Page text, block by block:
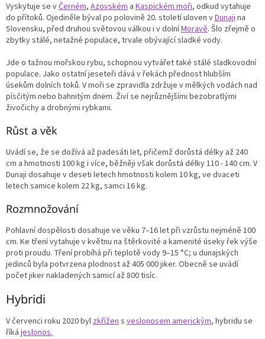
Vyskytuje se vČerném, Azovském a Kaspickém moři, odkud vytahuje
do přítoků. Ojediněle býval po polovině 20. století uloven vDunajina
Slovensku, před druhou světovou válkou i v dolníMoravě. Šlo zřejmě o
zbytky stálé, netažné populace, trvale obývající sladké vody.
Jde o tažnou mořskou rybu, schopnou vytvářet také stálé sladkovodní
populace. Jako ostatní jeseteři dává v řekách přednost hlubším
úsekům dolních toků. V moři se zpravidla zdržuje v mělkých vodách nad
písčitým nebo bahnitým dnem. Živí se nejrůznějšími bezobratlými
živočichy a drobnými rybkami.
Růst a věk
Uvádí se, že se dožívá až padesáti let, přičemž dorůstá délky až 240
cm a hmotnosti 100 kg i více, běžněji však dorůstá délky 110 - 140 cm. V
Dunaji dosahuje v deseti letech hmotnosti kolem 10 kg, ve dvaceti
letech samice kolem 22 kg, samci 16 kg.
Rozmnožování
Pohlavní dospělosti dosahuje ve věku 7–16 let při vzrůstu nejméně 100
cm. Ke tření vytahuje v květnu na štěrkovité a kamenité úseky řek výše
proti proudu. Tření probíhá při teplotě vody 9–15 °C; u dunajských
jedinců byla potvrzena plodnost až 405 000 jiker. Obecně se uvádí
počet jiker nakladených samicí až 800 tisíc.
Hybridi
V červenci roku 2020 byl zkřížen s veslonosem americkým, hybridu se
říká jeslonos.